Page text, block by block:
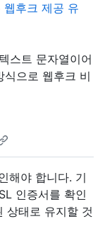
웹후크 제공 유
스트 문자열이어
으로 웹후크 비
해야 합니다. 기
인증서를 확인
상태로 유지할 것